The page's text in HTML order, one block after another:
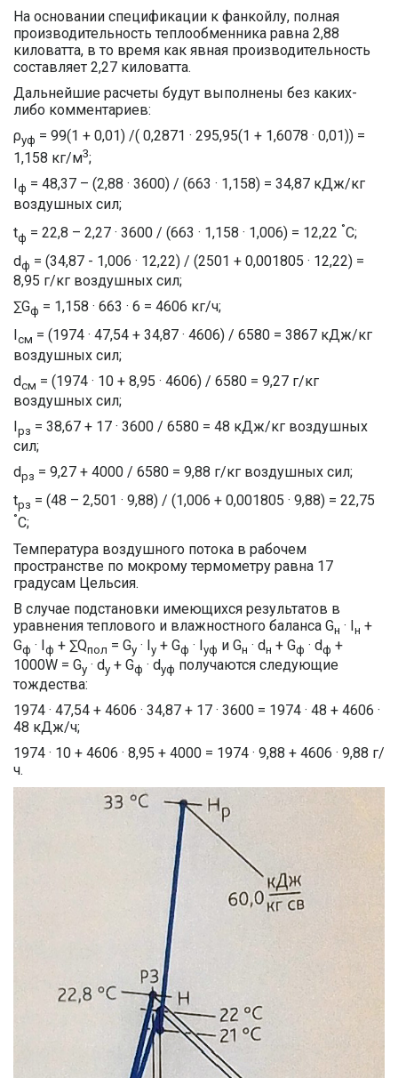
На основании спецификации к фанкойлу, полная
производительность теплообменника равна 2,88
киловатта, в то время как явная производительность
составляет 2,27 киловатта.
Дальнейшие расчеты будут выполнены без каких-
либо комментариев:
ρуф = 99(1 + 0,01) /( 0,2871 · 295,95(1 + 1,6078 · 0,01)) =
1,158 кг/м3;
ф = 48,37 – (2,88 · 3600) / (663 · 1,158) = 34,87 кДж/кг
воздушных сил;
tф = 22,8 – 2,27 · 3600 / (663 · 1,158 · 1,006) = 12,22 °C;
dф = (34,87 - 1,006 · 12,22) / (2501 + 0,001805 · 12,22) =
8,95 г/кг воздушных сил;
∑Gф = 1,158 · 663 · 6 = 4606 кг/ч;
см = (1974 · 47,54 + 34,87 · 4606) / 6580 = 3867 кДж/кг
воздушных сил;
dсм = (1974 · 10 + 8,95 · 4606) / 6580 = 9,27 г/кг
воздушных сил;
Iрз = 38,67 + 17 · 3600 / 6580 = 48 кДж/кг воздушных
сил;
dрз = 9,27 + 4000 / 6580 = 9,88 г/кг воздушных сил;
tрз = (48 – 2,501 · 9,88) / (1,006 + 0,001805 · 9,88) = 22,75
°C;
Температура воздушного потока в рабочем
пространстве по мокрому термометру равна 17
градусам Цельсия.
В случае подстановки имеющихся результатов в
уравнения теплового и влажностного баланса Gн · Iн +
Gф · Iф + ∑Qпол = Gу · Iу + Gф · Iуф и Gн · dн + Gф · dф +
1000W = Gу · dу + Gф · dуф получаются следующие
тождества:
1974 · 47,54 + 4606 · 34,87 + 17 · 3600 = 1974 · 48 + 4606 ·
48 кДж/ч;
1974 · 10 + 4606 · 8,95 + 4000 = 1974 · 9,88 + 4606 · 9,88 г/
ч.